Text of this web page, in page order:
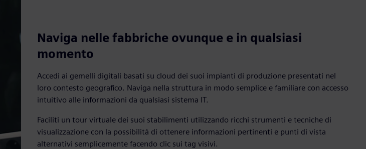
Naviga nelle fabbriche ovunque e in qualsiasi
momento
Accedi ai gemelli digitali basati su cloud dei suoi impianti di produzione presentati nel
loro contesto geografico. Naviga nella struttura in modo semplice e familiare con accesso
intuitivo alle informazioni da qualsiasi sistema IT.
Faciliti un tour virtuale dei suoi stabilimenti utilizzando ricchi strumenti e tecniche di
visualizzazione con la possibilità di ottenere informazioni pertinenti e punti di vista
alternativi semplicemente facendo clic sui tag visivi.